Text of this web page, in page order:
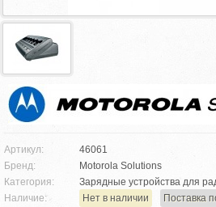
Артикул:
46061
Бренд:
Motorola Solutions
Категория:
Зарядные устройства для
Наличие:
Нет в наличии Поставка